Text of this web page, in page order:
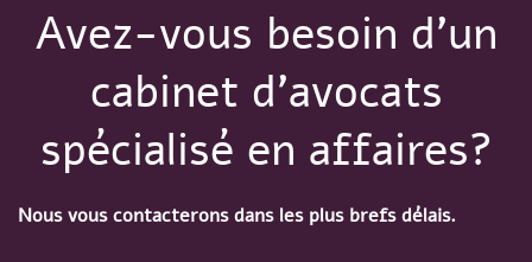
Avez-vous besoin d'un
cabinet d'avocats
spécialisé en affaires?
Nous vous contacterons dans les plus brefs délais.